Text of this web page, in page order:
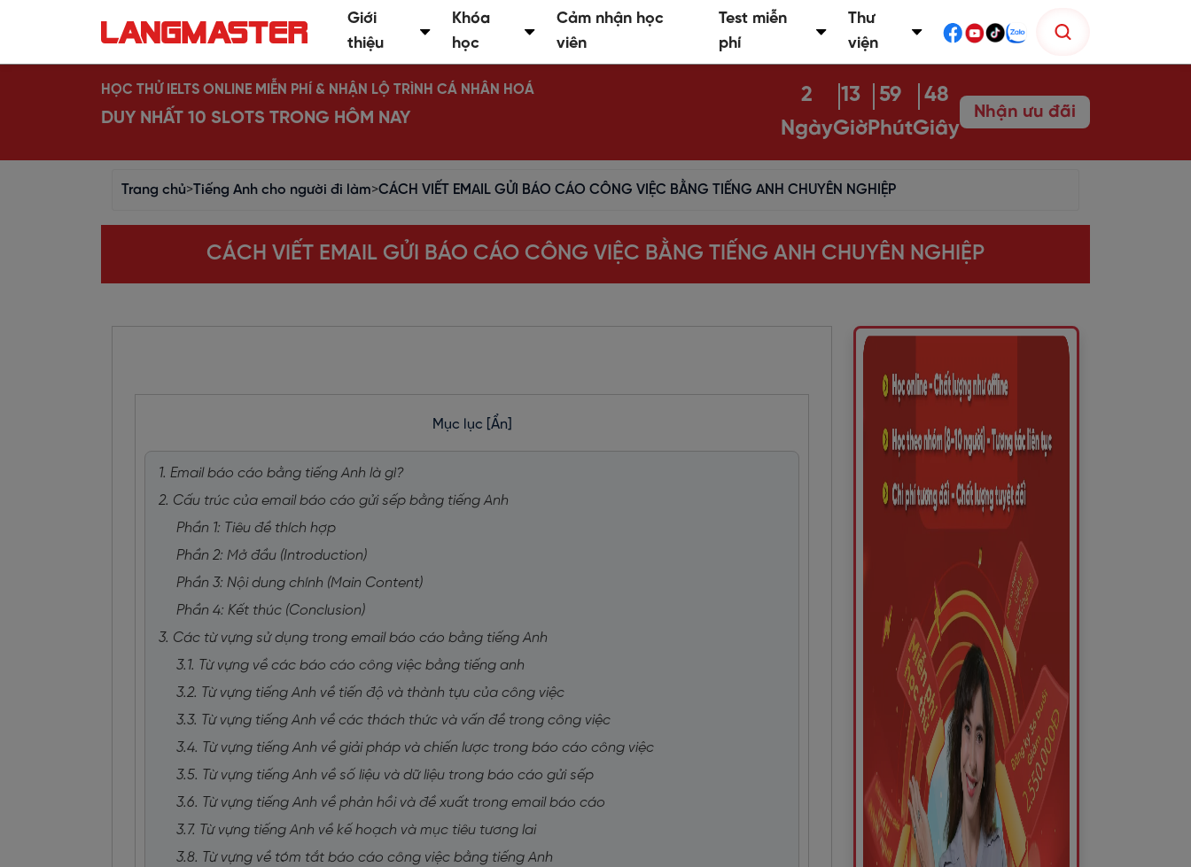
Giới
thiệu
Khóa
học
Cảm nhận học
viên
Test miễn
phí
Thư
viện
HỌC THỬ IELTS ONLINE MIỄN PHÍ & NHẬN LỘ TRÌNH CÁ NHÂN HOÁ
DUY NHẤT 10 SLOTS TRONG HÔM NAY
2
Ngày
13
Giờ
59
Phút
46
Giây
Nhận ưu đãi
Trang chủ>Tiếng Anh cho người đi làm>CÁCH VIẾT EMAIL GỬI BÁO CÁO CÔNG VIỆC BẰNG TIẾNG ANH CHUYÊN NGHIỆP
CÁCH VIẾT EMAIL GỬI BÁO CÁO CÔNG VIỆC BẰNG TIẾNG ANH CHUYÊN NGHIỆP
Mục lục [Ẩn]
1. Email báo cáo bằng tiếng Anh là gì?
2. Cấu trúc của email báo cáo gửi sếp bằng tiếng Anh
Phần 1: Tiêu đề thích hợp
Phần 2: Mở đầu (Introduction)
Phần 3: Nội dung chính (Main Content)
Phần 4: Kết thúc (Conclusion)
3. Các từ vựng sử dụng trong email báo cáo bằng tiếng Anh
3.1. Từ vựng về các báo cáo công việc bằng tiếng anh
3.2. Từ vựng tiếng Anh về tiến độ và thành tựu của công việc
3.3. Từ vựng tiếng Anh về các thách thức và vấn đề trong công việc
3.4. Từ vựng tiếng Anh về giải pháp và chiến lược trong báo cáo công việc
3.5. Từ vựng tiếng Anh về số liệu và dữ liệu trong báo cáo gửi sếp
3.6. Từ vựng tiếng Anh về phản hồi và đề xuất trong email báo cáo
3.7. Từ vựng tiếng Anh về kế hoạch và mục tiêu tương lai
3.8. Từ vựng về tóm tắt báo cáo công việc bằng tiếng Anh